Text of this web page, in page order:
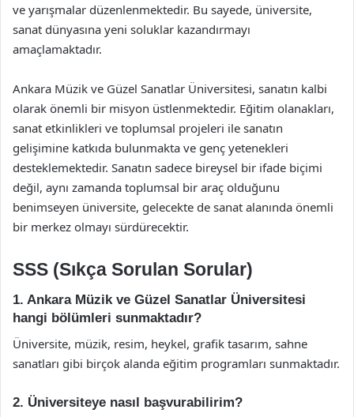
ve yarışmalar düzenlenmektedir. Bu sayede, üniversite,
sanat dünyasına yeni soluklar kazandırmayı
amaçlamaktadır.
Ankara Müzik ve Güzel Sanatlar Üniversitesi, sanatın kalbi
olarak önemli bir misyon üstlenmektedir. Eğitim olanakları,
sanat etkinlikleri ve toplumsal projeleri ile sanatın
gelişimine katkıda bulunmakta ve genç yetenekleri
desteklemektedir. Sanatın sadece bireysel bir ifade biçimi
değil, aynı zamanda toplumsal bir araç olduğunu
benimseyen üniversite, gelecekte de sanat alanında önemli
bir merkez olmayı sürdürecektir.
SSS (Sıkça Sorulan Sorular)
1. Ankara Müzik ve Güzel Sanatlar Üniversitesi
hangi bölümleri sunmaktadır?
Üniversite, müzik, resim, heykel, grafik tasarım, sahne
sanatları gibi birçok alanda eğitim programları sunmaktadır.
2. Üniversiteye nasıl başvurabilirim?